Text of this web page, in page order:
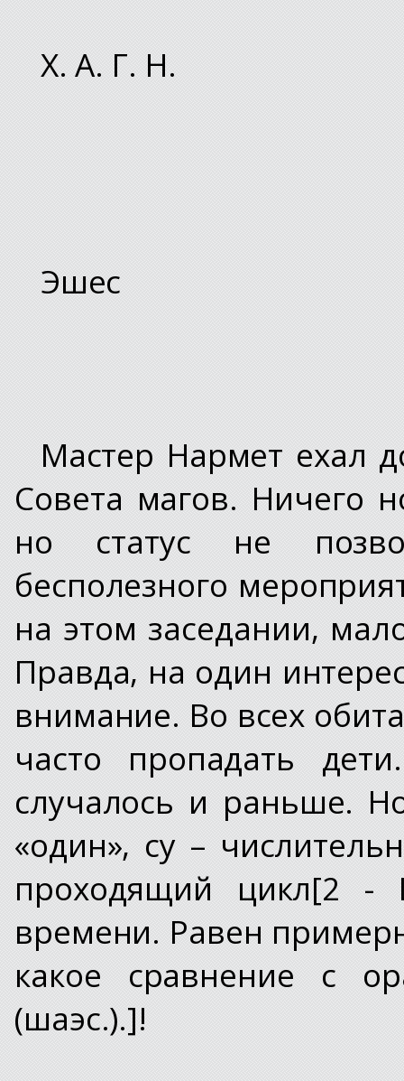
Х. А. Г. Н.
Эшес
Мастер Нармет ехал
Совета магов. Ничего
но статус не
бесполезного
на этом заседании,
Правда, на один
внимание. Во всех
часто пропадать
случалось и раньше.
«один», су –
проходящий цикл[2 -
времени. Равен
какое сравнение с
(шаэс.).]!